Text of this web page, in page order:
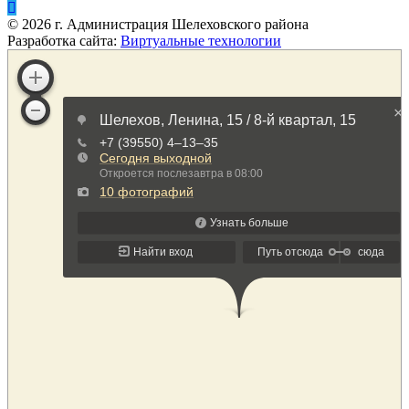
© 2026 г. Администрация Шелеховского района
Разработка сайта: Виртуальные технологии